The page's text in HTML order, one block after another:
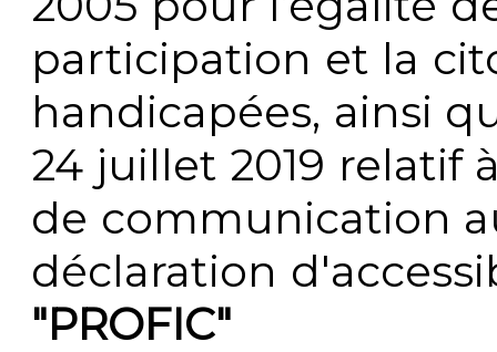
participation et la
handicapées, ainsi
24 juillet 2019 relatif
de communication
déclaration
"PROFIC"